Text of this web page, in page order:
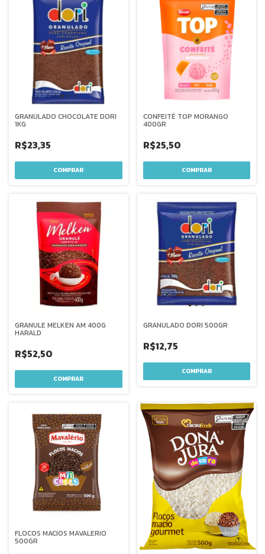
GRANULADO CHOCOLATE DORI
1KG
R$23,35
CONFEITÉ TOP MORANGO
400GR
R$25,50
GRANULE MELKEN AM 400G
HARALD
R$52,50
GRANULADO DORI 500GR
R$12,75
FLOCOS MACIOS MAVALERIO
500GR